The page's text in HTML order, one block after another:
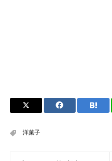
洋菓子